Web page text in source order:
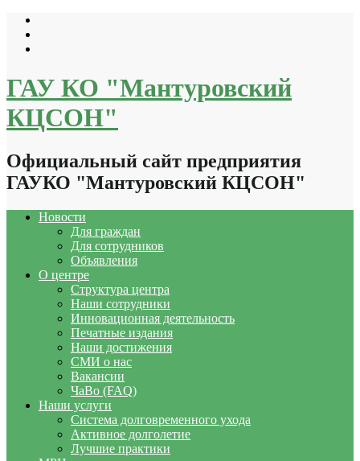
Перейти
содержимому
ГАУ КО "Мантуровский
КЦСОН"
Официальный сайт предприятия
ГАУКО "Мантуровский КЦСОН"
Новости
Для граждан
Для сотрудников
Объявления
О центре
Структура центра
Наши сотрудники
Инновационная деятельность
Печатные издания
Наши достижения
СМИ о нас
Вакансии
ЧаВо (FAQ)
Наши услуги
Система долговременного ухода
Активное долголетие
Лучшие практики